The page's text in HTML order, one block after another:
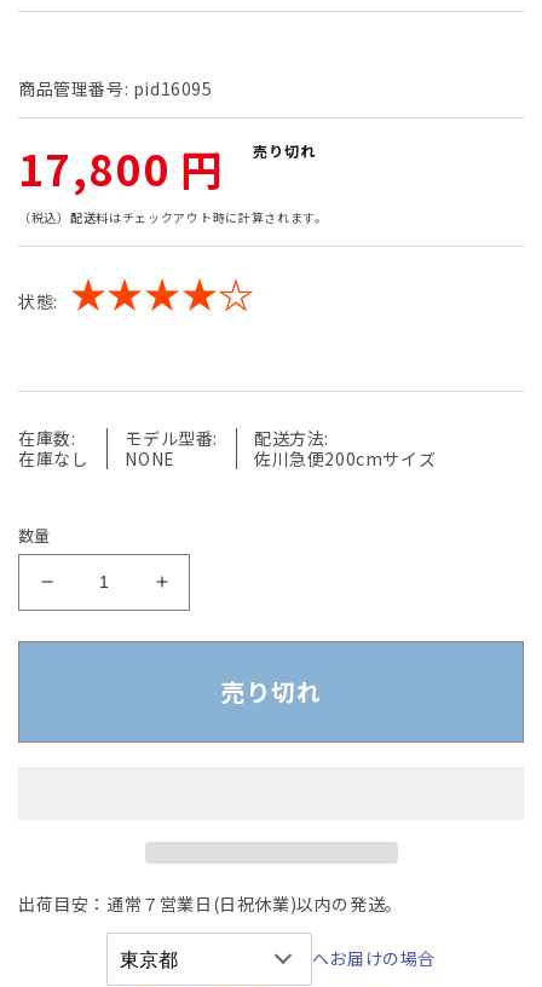
く
商品管理番号: pid16095
通
常
価
17,800 円 売り切れ
（税込） 配送料はチェックアウト時に計算されます。
状態: ★★★★☆
在庫数:
在庫なし
モデル型番:
NONE
配送方法:
佐川急便200cmサイズ
数量
ル
チ
【中
ル
チ
ア
売り切れ
出荷目安：通常７営業日(日祝休業)以内の発送。
へお届けの場合